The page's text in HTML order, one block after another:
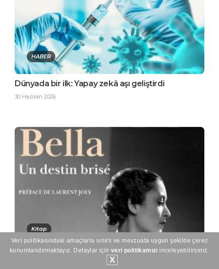
Veri politikasındaki amaçlarla sınırlı ve mevzuata uygun şekilde çerez
konumlandırmaktayız. Detaylar içinveri politikamızı inceleyebilirsiniz.
X
HABER
Dünyada bir ilk: Yapay zekâ aşı geliştirdi
30 Haziran 2026
Kitap
Bella, un destin brisé - Bella: Kırılmış Bir Kader